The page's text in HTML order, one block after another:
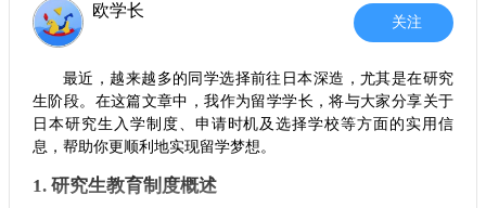
欧学长
关注
最近，越来越多的同学选择前往日本深造，尤其是在研究
生阶段。在这篇文章中，我作为留学学长，将与大家分享关于
日本研究生入学制度、申请时机及选择学校等方面的实用信
息，帮助你更顺利地实现留学梦想。
1. 研究生教育制度概述